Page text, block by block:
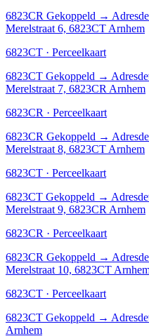
6823CR Gekoppeld →
Merelstraat 6, 6823CT Arnhem
6823CT · Perceelkaart
6823CT Gekoppeld →
Merelstraat 7, 6823CR Arnhem
6823CR · Perceelkaart
6823CR Gekoppeld →
Merelstraat 8, 6823CT Arnhem
6823CT · Perceelkaart
6823CT Gekoppeld →
Merelstraat 9, 6823CR Arnhem
6823CR · Perceelkaart
6823CR Gekoppeld →
Merelstraat 10, 6823CT
6823CT · Perceelkaart
6823CT Gekoppeld →
Arnhem